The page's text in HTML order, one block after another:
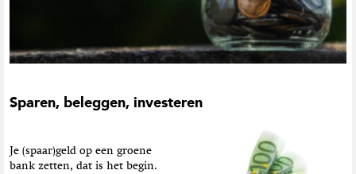
Sparen, beleggen, investeren
Je (spaar)geld op een groene
bank zetten, dat is het begin.